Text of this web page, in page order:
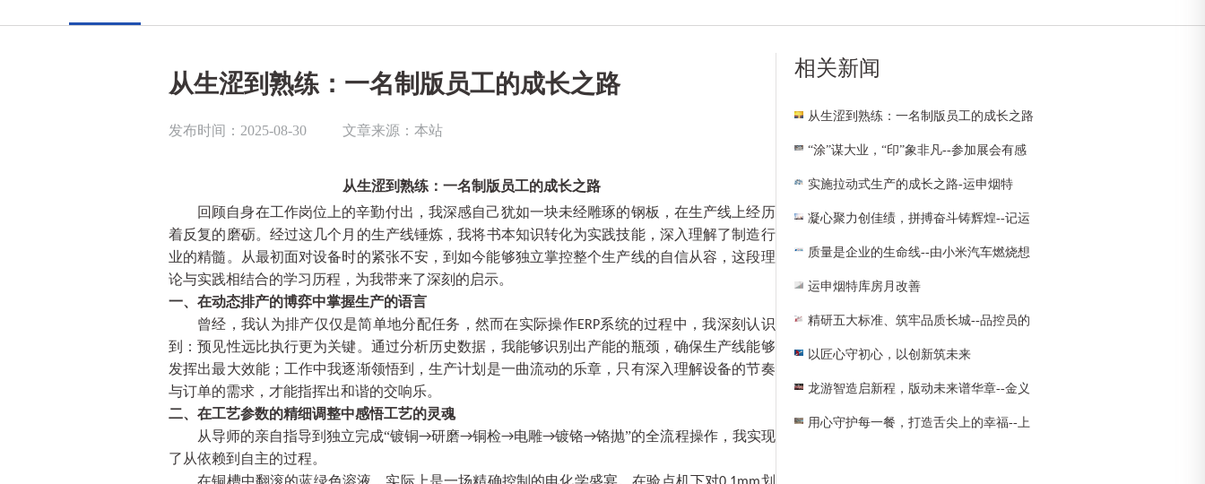
从生涩到熟练：一名制版员工的成长之路
发布时间：2025-08-30 文章来源：本站
从生涩到熟练：一名制版员工的成长之路
回顾自身在工作岗位上的辛勤付出，我深感自己犹如一块未经雕琢的钢板，在生产线上经历
着反复的磨砺。经过这几个月的生产线锤炼，我将书本知识转化为实践技能，深入理解了制造行
业的精髓。从最初面对设备时的紧张不安，到如今能够独立掌控整个生产线的自信从容，这段理
论与实践相结合的学习历程，为我带来了深刻的启示。
一、在动态排产的博弈中掌握生产的语言
曾经，我认为排产仅仅是简单地分配任务，然而在实际操作ERP系统的过程中，我深刻认识
到：预见性远比执行更为关键。通过分析历史数据，我能够识别出产能的瓶颈，确保生产线能够
发挥出最大效能； 工作中我逐渐领悟到，生产计划是一曲流动的乐章，只有深入理解设备的节奏
与订单的需求，才能指挥出和谐的交响乐。
二、在工艺参数的精细调整中感悟工艺的灵魂
从导师的亲自指导到独立完成“镀铜→研磨→铜检→电雕→镀铬→铬抛”的全流程操作，我实现
了从依赖到自主的过程。
在铜槽中翻滚的蓝绿色溶液，实际上是一场精确控制的电化学盛宴。在验点机下对
划
相关新闻
从生涩到熟练：一名制版员工的成长之路
“涂”谋大业，“印”象非凡--参加展会有感
实施拉动式生产的成长之路-运申烟特
凝心聚力创佳绩，拼搏奋斗铸辉煌--记运
申装饰3月创新高
质量是企业的生命线--由小米汽车燃烧想
到想到的
运申烟特库房月改善
精研五大标准、筑牢品质长城--品控员的
质量守护之路
以匠心守初心，以创新筑未来
龙游智造启新程，版动未来谱华章--金义
市场首条全自动凹印制版生产线剪彩仪式
用心守护每一餐，打造舌尖上的幸福--上